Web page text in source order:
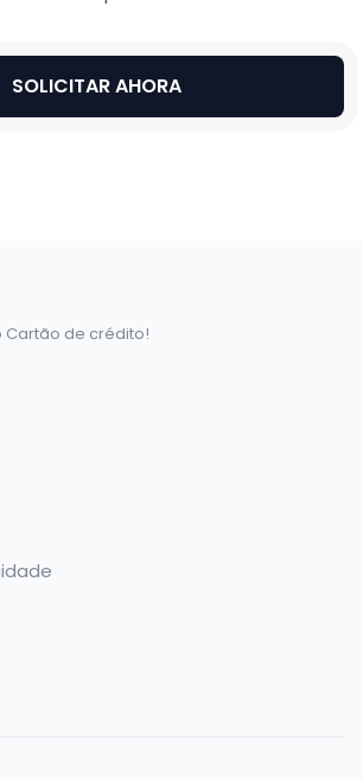
SOLICITAR AHORA
Cartão de crédito!